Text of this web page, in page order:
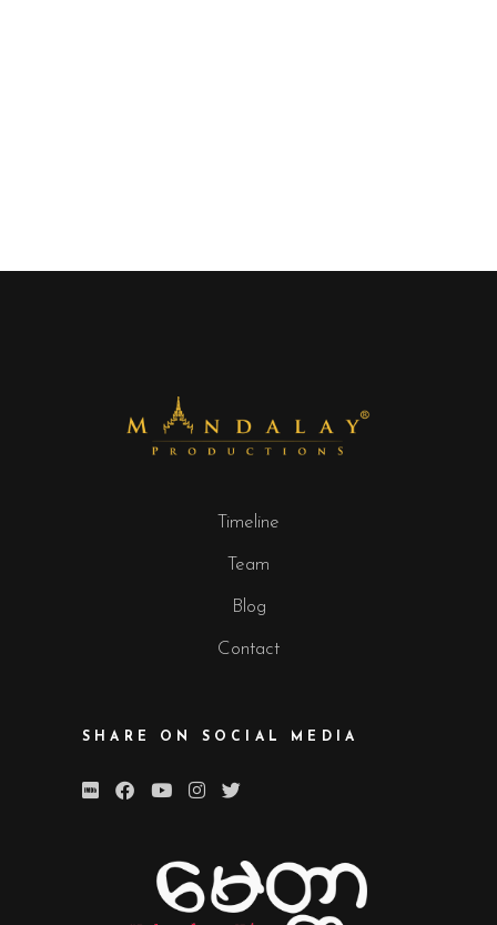
Timeline
Team
Blog
Contact
SHARE ON SOCIAL MEDIA